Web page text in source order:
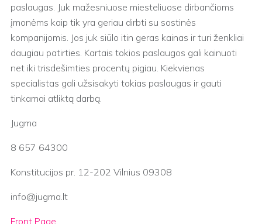
paslaugas. Juk mažesniuose miesteliuose dirbančioms
įmonėms kaip tik yra geriau dirbti su sostinės
kompanijomis. Jos juk siūlo itin geras kainas ir turi ženkliai
daugiau patirties. Kartais tokios paslaugos gali kainuoti
net iki trisdešimties procentų pigiau. Kiekvienas
specialistas gali užsisakyti tokias paslaugas ir gauti
tinkamai atliktą darbą.
Jugma
8 657 64300
Konstitucijos pr. 12-202 Vilnius 09308
info@jugma.lt
Front Page